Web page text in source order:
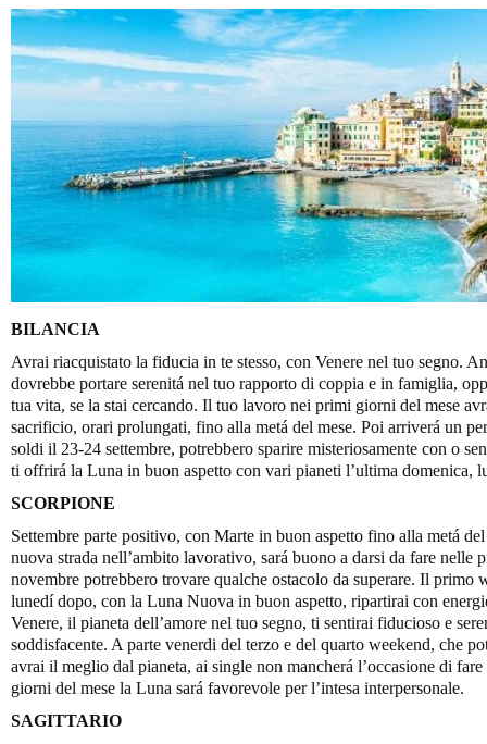
BILANCIA
Avrai riacquistato la fiducia in te stesso, con Venere nel tuo segno.
dovrebbe portare serenitá nel tuo rapporto di coppia e in famiglia,
tua vita, se la stai cercando. Il tuo lavoro nei primi giorni del mese
sacrificio, orari prolungati, fino alla metá del mese. Poi arriverá un
soldi il 23-24 settembre, potrebbero sparire misteriosamente con o
ti offrirá la Luna in buon aspetto con vari pianeti l’ultima domenica,
SCORPIONE
Settembre parte positivo, con Marte in buon aspetto fino alla metá
nuova strada nell’ambito lavorativo, sará buono a darsi da fare nelle
novembre potrebbero trovare qualche ostacolo da superare. Il primo
lunedí dopo, con la Luna Nuova in buon aspetto, ripartirai con
Venere, il pianeta dell’amore nel tuo segno, ti sentirai fiducioso e
soddisfacente. A parte venerdi del terzo e del quarto weekend, che
avrai il meglio dal pianeta, ai single non mancherá l’occasione di
giorni del mese la Luna sará favorevole per l’intesa interpersonale.
SAGITTARIO